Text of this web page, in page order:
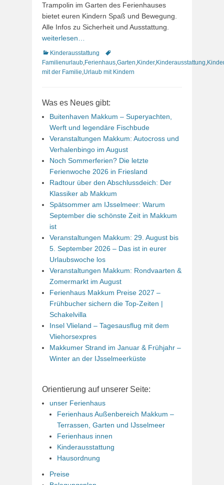
Trampolin im Garten des Ferienhauses
bietet euren Kindern Spaß und Bewegung.
Alle Infos zu Sicherheit und Ausstattung.
weiterlesen…
Kategorien
Kinderausstattung
Schlagworte
Familienurlaub,Ferienhaus,Garten,Kinder,Kinderausstattung,
mit der Familie,Urlaub mit Kindern
Was es Neues gibt:
Buitenhaven Makkum – Superyachten,
Werft und legendäre Fischbude
Veranstaltungen Makkum: Autocross und
Verhalenbingo im August
Noch Sommerferien? Die letzte
Ferienwoche 2026 in Friesland
Radtour über den Abschlussdeich: Der
Klassiker ab Makkum
Spätsommer am IJsselmeer: Warum
September die schönste Zeit in Makkum
ist
Veranstaltungen Makkum: 29. August bis
5. September 2026 – Das ist in eurer
Urlaubswoche los
Veranstaltungen Makkum: Rondvaarten &
Zomermarkt im August
Ferienhaus Makkum Preise 2027 –
Frühbucher sichern die Top-Zeiten |
Schakelvilla
Insel Vlieland – Tagesausflug mit dem
Vliehorsexpres
Makkumer Strand im Januar & Frühjahr –
Winter an der IJsselmeerküste
Orientierung auf unserer Seite:
unser Ferienhaus
Ferienhaus Außenbereich Makkum –
Terrassen, Garten und IJsselmeer
Ferienhaus innen
Kinderausstattung
Hausordnung
Preise